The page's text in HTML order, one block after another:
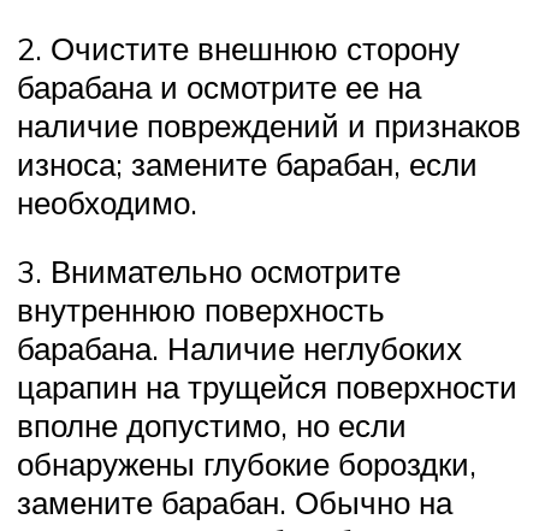
2. Очистите внешнюю сторону
барабана и осмотрите ее на
наличие повреждений и признаков
износа; замените барабан, если
необходимо.
3. Внимательно осмотрите
внутреннюю поверхность
барабана. Наличие неглубоких
царапин на трущейся поверхности
вполне допустимо, но если
обнаружены глубокие бороздки,
замените барабан. Обычно на